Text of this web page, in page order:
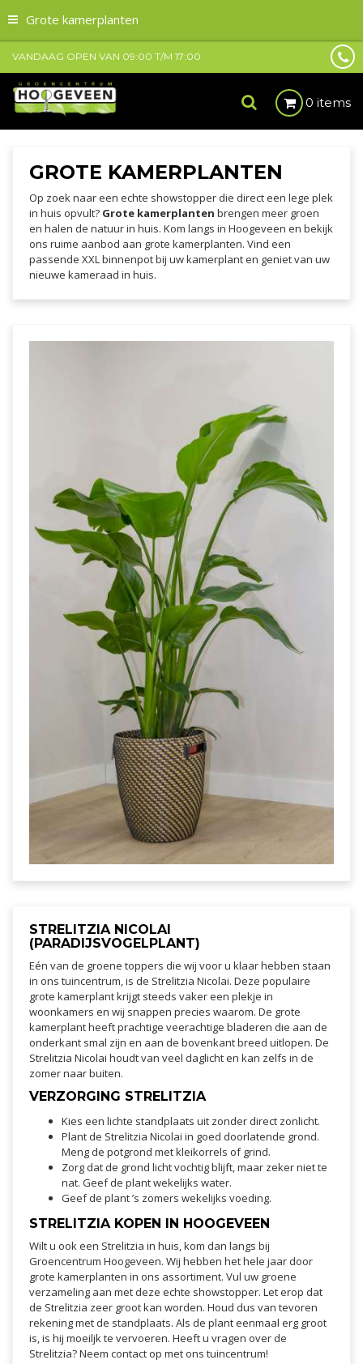
Grote kamerplanten
VANDAAG OPEN VAN 09:00 T/M 17:00
0 items
GROTE KAMERPLANTEN
Op zoek naar een echte showstopper die direct een lege plek
in huis opvult? Grote kamerplanten brengen meer groen
en halen de natuur in huis. Kom langs in Hoogeveen en bekijk
ons ruime aanbod aan grote kamerplanten. Vind een
passende XXL binnenpot bij uw kamerplant en geniet van uw
nieuwe kameraad in huis.
STRELITZIA NICOLAI
(PARADIJSVOGELPLANT)
Eén van de groene toppers die wij voor u klaar hebben staan
in ons tuincentrum, is de Strelitzia Nicolai. Deze populaire
grote kamerplant krijgt steeds vaker een plekje in
woonkamers en wij snappen precies waarom. De grote
kamerplant heeft prachtige veerachtige bladeren die aan de
onderkant smal zijn en aan de bovenkant breed uitlopen. De
Strelitzia Nicolai houdt van veel daglicht en kan zelfs in de
zomer naar buiten.
VERZORGING STRELITZIA
Kies een lichte standplaats uit zonder direct zonlicht.
Plant de Strelitzia Nicolai in goed doorlatende grond.
Meng de potgrond met kleikorrels of grind.
Zorg dat de grond licht vochtig blijft, maar zeker niet te
nat. Geef de plant wekelijks water.
Geef de plant ’s zomers wekelijks voeding.
STRELITZIA KOPEN IN HOOGEVEEN
Wilt u ook een Strelitzia in huis, kom dan langs bij
Groencentrum Hoogeveen. Wij hebben het hele jaar door
grote kamerplanten in ons assortiment. Vul uw groene
verzameling aan met deze echte showstopper. Let erop dat
de Strelitzia zeer groot kan worden. Houd dus van tevoren
rekening met de standplaats. Als de plant eenmaal erg groot
is, is hij moeiljk te vervoeren. Heeft u vragen over de
Strelitzia? Neem contact op met ons tuincentrum!